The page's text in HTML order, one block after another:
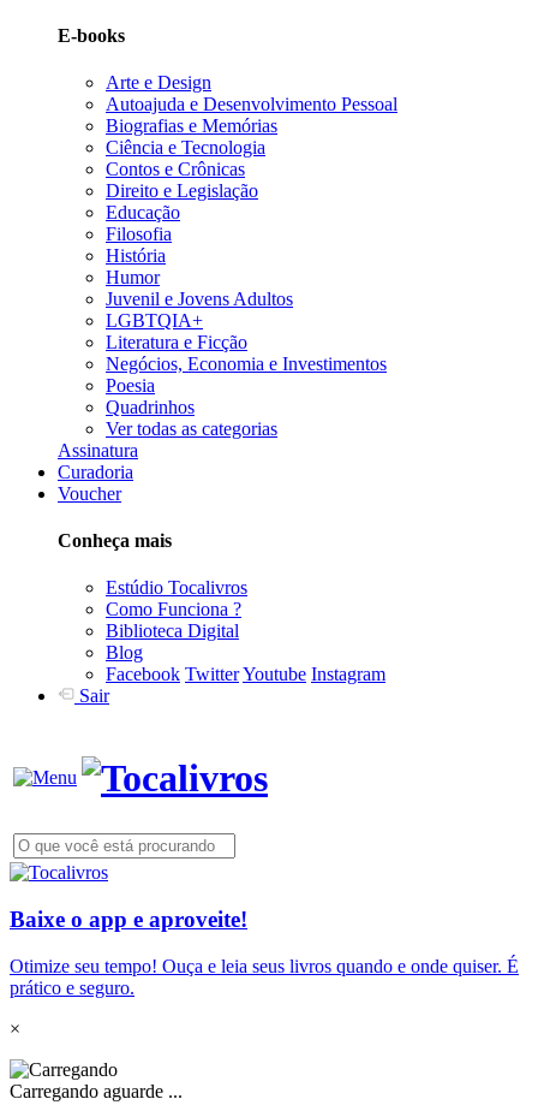
E-books
Arte e Design
Autoajuda e Desenvolvimento Pessoal
Biografias e Memórias
Ciência e Tecnologia
Contos e Crônicas
Direito e Legislação
Educação
Filosofia
História
Humor
Juvenil e Jovens Adultos
LGBTQIA+
Literatura e Ficção
Negócios, Economia e Investimentos
Poesia
Quadrinhos
Ver todas as categorias
Assinatura
Curadoria
Voucher
Conheça mais
Estúdio Tocalivros
Como Funciona ?
Biblioteca Digital
Blog
Facebook TwitterYoutube Instagram
Sair
Baixe o app e aproveite!
Otimize seu tempo! Ouça e leia seus livros quando e onde quiser. É
prático e seguro.
×
Carregando aguarde ...